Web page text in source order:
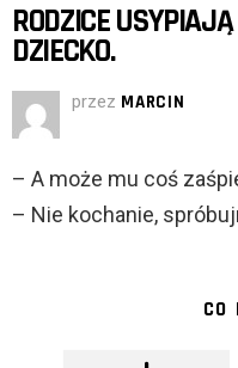
RODZICE
DZIECKO.
przez MARCIN
– A może mu coś
– Nie kochanie,
CO